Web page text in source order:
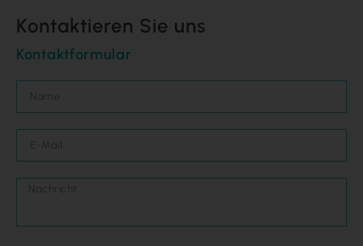
Kontaktieren Sie uns
Kontaktformular